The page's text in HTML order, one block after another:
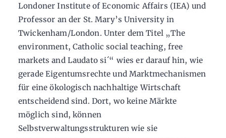
Londoner Institute of Economic Affairs (IEA) und
Professor an der St. Mary’s University in
Twickenham/London. Unter dem Titel „The
environment, Catholic social teaching, free
markets and Laudato si´“ wies er darauf hin, wie
gerade Eigentumsrechte und Marktmechanismen
für eine ökologisch nachhaltige Wirtschaft
entscheidend sind. Dort, wo keine Märkte
möglich sind, können
Selbstverwaltungsstrukturen wie sie